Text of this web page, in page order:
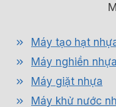
Máy tạo hạt
Máy nghiền nhựa
Máy giặt nhựa
Máy khử nước